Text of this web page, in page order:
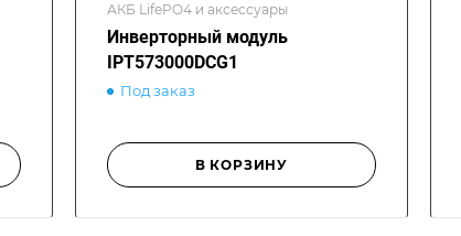
АКБ LifePO4 и аксессуары
Инверторный модуль
IPT573000DCG1
Под заказ
В КОРЗИНУ